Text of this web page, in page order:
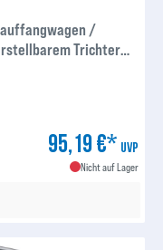
/
Trichter
95,19 €* UVP
Nicht auf Lager